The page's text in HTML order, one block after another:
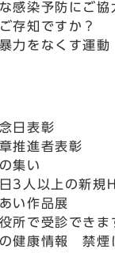
感染予防にご協
存知ですか？
力をなくす運動
日表彰
推進者表彰
集い
3人以上の新規
い作品展
所で受診できま
健康情報 禁煙